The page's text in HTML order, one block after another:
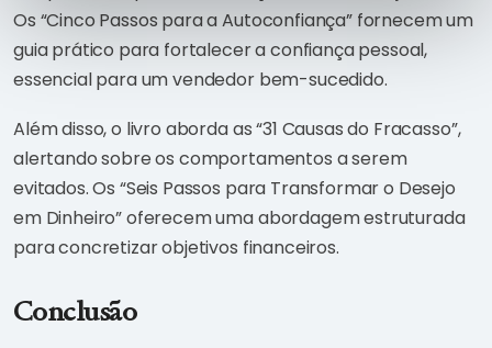
Os “Cinco Passos para a Autoconfiança” fornecem um
guia prático para fortalecer a confiança pessoal,
essencial para um vendedor bem-sucedido.
Além disso, o livro aborda as “31 Causas do Fracasso”,
alertando sobre os comportamentos a serem
evitados. Os “Seis Passos para Transformar o Desejo
em Dinheiro” oferecem uma abordagem estruturada
para concretizar objetivos financeiros.
Conclusão